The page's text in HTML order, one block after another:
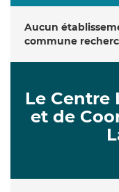
Aucun
commune
Le Centre
et de